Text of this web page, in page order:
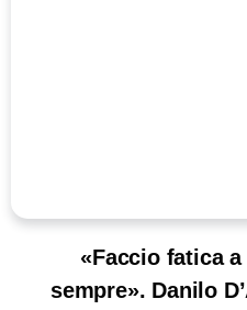
«Faccio fatica
sempre». Danilo